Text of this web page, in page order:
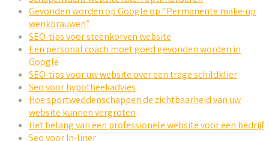
Gevonden worden op Google op “Permanente make-up
wenkbrauwen”
SEO-tips voor steenkorven website
Een personal coach moet goed gevonden worden in
Google
SEO-tips voor uw website over een trage schildklier
Seo voor hypotheekadvies
Hoe sportweddenschappen de zichtbaarheid van uw
website kunnen vergroten
Het belang van een professionele website voor een bedrijf
Seo voor In-liner